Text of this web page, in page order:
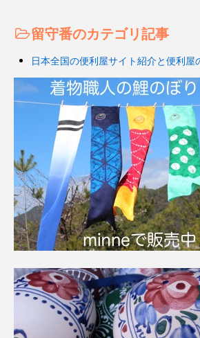
留守番のカテゴリ記事
日本全国の便利屋サイト紹介と便利屋